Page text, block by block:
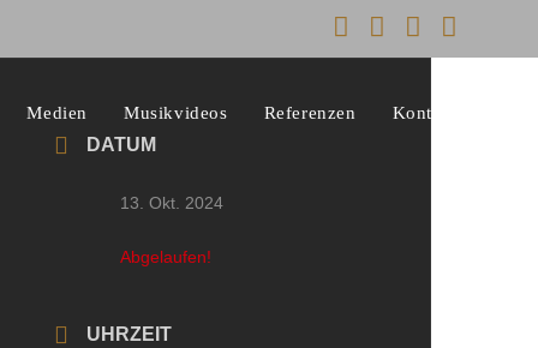
Medien Musikvideos Referenzen Kontakt
DATUM
13. Okt. 2024
Abgelaufen!
UHRZEIT